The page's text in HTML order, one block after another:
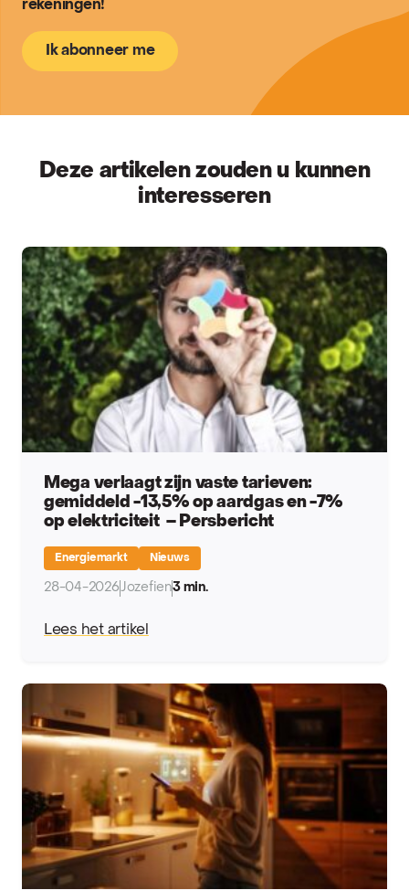
rekeningen!
Ik abonneer me
Deze artikelen zouden u kunnen
interesseren
Mega verlaagt zijn vaste tarieven:
gemiddeld -13,5% op aardgas en -7%
op elektriciteit – Persbericht
Energiemarkt Nieuws
28-04-2026Jozefien3 min.
Lees het artikel